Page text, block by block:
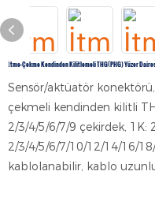
İtme-Çekme Kendinden Kilitlemeli THG(PHG) Yüzer
Sensör/aktüatör
çekmeli kendinden kilitli
2/3/4/5/6/7/9 çekirdek, 1K:
2/3/4/5/6/7/10/12/14/16/
kablolanabilir, kablo